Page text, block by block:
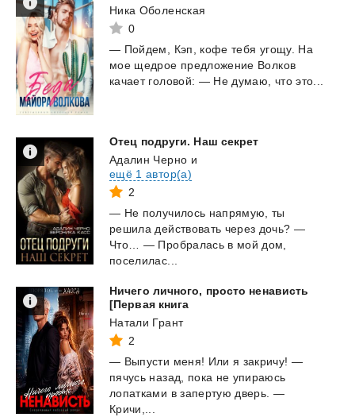
Ника Оболенская
0
— Пойдем, Кэп, кофе тебя угощу. На
мое щедрое предложение Волков
качает головой: — Не думаю, что это...
Отец подруги. Наш секрет
Адалин Черно и
ещё 1 автор(а)
2
— Не получилось напрямую, ты
решила действовать через дочь? —
Что… — Пробралась в мой дом,
поселилас...
Ничего личного, просто ненависть
[Первая книга
Натали Грант
2
— Выпусти меня! Или я закричу! —
пячусь назад, пока не упираюсь
лопатками в запертую дверь. —
Кричи,...